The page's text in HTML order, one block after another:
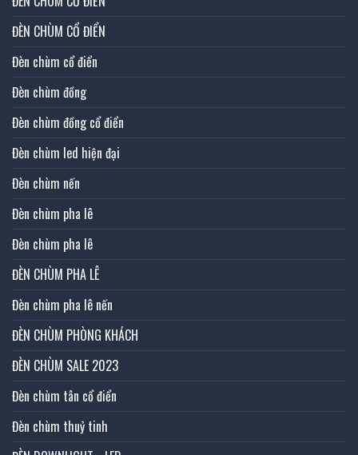
ĐÈN CHÙM CỔ ĐIỂN
Đèn chùm cổ điển
Đèn chùm đồng
Đèn chùm đồng cổ điển
Đèn chùm led hiện đại
Đèn chùm nến
Đèn chùm pha lê
Đèn chùm pha lê
ĐÈN CHÙM PHA LÊ
Đèn chùm pha lê nến
ĐÈN CHÙM PHÒNG KHÁCH
ĐÈN CHÙM SALE 2023
Đèn chùm tân cổ điển
Đèn chùm thuỷ tinh